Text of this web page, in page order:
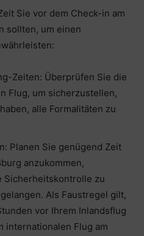
Sie vor dem Check-in am
sollten, um einen
Zeiten: Überprüfen Sie die
Flug, um sicherzustellen,
alle Formalitäten zu
Planen Sie genügend Zeit
anzukommen,
Sicherheitskontrolle zu
Als Faustregel gilt,
vor Ihrem Inlandsflug
internationalen Flug am